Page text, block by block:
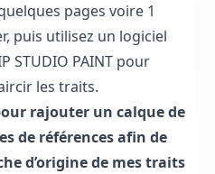
pages voire 1
puis utilisez un logiciel
STUDIO PAINT pour
les traits.
rajouter un calque de
de références afin de
d’origine de mes traits